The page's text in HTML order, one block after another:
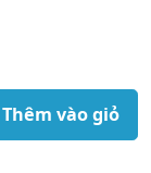
Thêm vào giỏ